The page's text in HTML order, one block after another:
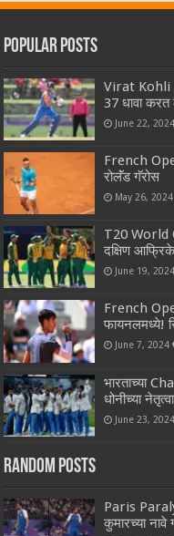
Popular Posts
Virat Kohli :
37 धावा करत
June 22, 2024
French
रोलॅंड गॅरोस
May 26, 2024
T20 World
दक्षिण
June 19, 2024
French
फायनलमध्ये!
June 7, 2024
भारताच्या
धोनीच्या
June 23, 2024
Random Posts
Paris
कुमारच्या नावे